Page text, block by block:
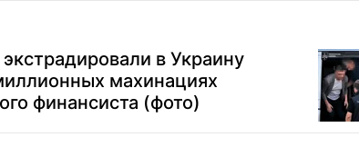
в Украину
махинациях
финансиста (фото)